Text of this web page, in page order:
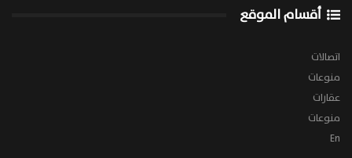
أقسام الموقع
اتصالات
منوعات
عقارات
منوعات
En